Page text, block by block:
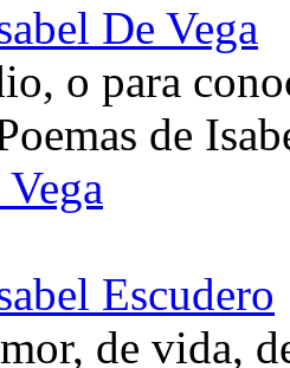
De Vega
o para
de
Escudero
de vida,